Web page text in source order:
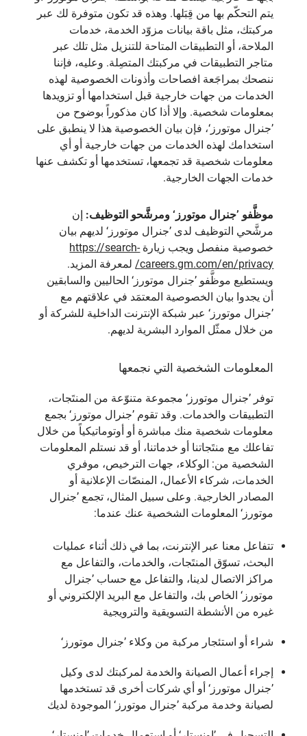
يتم التحكّم بها من قِبَلها. وهذه قد تكون متوفرة لك عبر
مركبتك، مثل باقة بيانات مزوّد الخدمة، خدمات
الملاحة، أو التطبيقات المتاحة للتنزيل مثل تلك عبر
متاجر التطبيقات في مركبتك المتصِلة. وعليه، فإننا
ننصحك بمراجَعة افصاحات وأذونات الخصوصية لهذه
الخدمات من جهات خارجية قبل استخدامها أو تزويدها
بمعلومات شخصية. وإلا أذا كان مذكوراً بوضوح من
’جنرال موتورز‘، فإن بيان الخصوصية هذا لا ينطبق على
استخدامك لهذه الخدمات من جهات خارجية أو أي
معلومات شخصية قد تجمعها، تستخدمها أو تكشف عنها
خدمات الجهات الخارجية.
موظَّفو ’جنرال موتورز‘ ومرشَّحو التوظيف:إن
مرشَّحي التوظيف لدى ’جنرال موتورز‘ لديهم بيان
خصوصية منفصل ويجب زيارةhttps://search-
careers.gm.com/en/privacy/ لمعرفة المزيد.
ويستطيع موظَّفو ’جنرال موتورز‘ الحاليين والسابقين
أن يجدوا بيان الخصوصية المعتمَد في علاقتهم مع
’جنرال موتورز‘ عبر شبكة الإنترنت الداخلية للشركة أو
من خلال ممثّل الموارد البشرية لديهم.
المعلومات الشخصية التي نجمعها
توفر ’جنرال موتورز‘ مجموعة متنوّعة من المنتَجات،
التطبيقات والخدمات. وقد تقوم ’جنرال موتورز‘ بجمع
معلومات شخصية منك مباشرة أو أوتوماتيكياً من خلال
تفاعلك مع منتَجاتنا أو خدماتنا، أو قد نستلم المعلومات
الشخصية من: الوكلاء، جهات الترخيص، موفري
الخدمات، شركاء الأعمال، المنصّات الإعلانية أو
المصادر الخارجية. وعلى سبيل المثال، تجمع ’جنرال
موتورز‘ المعلومات الشخصية عنك عندما:
تتفاعل معنا عبر الإنترنت، بما في ذلك أثناء عمليات
البحث، تسوّق المنتَجات، والخدمات، والتفاعل مع
مراكز الاتصال لدينا، والتفاعل مع حساب ’جنرال
موتورز‘ الخاص بك، والتفاعل مع البريد الإلكتروني أو
غيره من الأنشطة التسويقية والترويجية
شراء أو استئجار مركبة من وكلاء ’جنرال موتورز‘
إجراء أعمال الصيانة والخدمة لمركبتك لدى وكيل
’جنرال موتورز‘ أو أي شركات أخرى قد تستخدمها
لصيانة وخدمة مركبة ’جنرال موتورز‘ الموجودة لديك